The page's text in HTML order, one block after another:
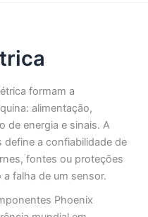
formam a
alimentação,
de energia e sinais. A
a confiabilidade de
fontes ou proteções
falha de um sensor.
Phoenix